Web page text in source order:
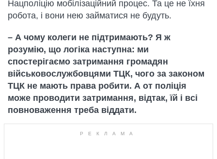
Нацполіцію мобілізаційний процес. Та це не їхня
робота, і вони нею займатися не будуть.
– А чому колеги не підтримають? Я ж
розумію, що логіка наступна: ми
спостерігаємо затримання громадян
військовослужбовцями ТЦК, чого за законом
ТЦК не мають права робити. А от поліція
може проводити затримання, відтак, їй і всі
повноваження треба віддати.